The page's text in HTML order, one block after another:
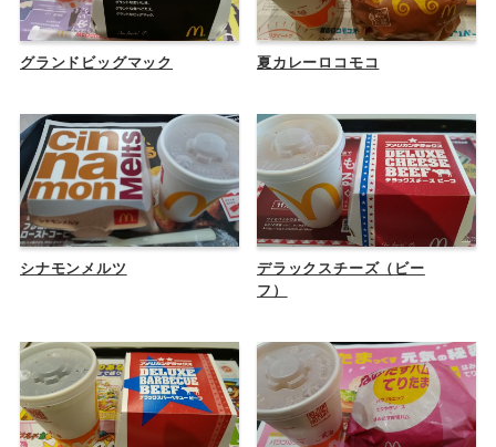
グランドビッグマック 夏カレーロコモコ
シナモンメルツ
デラックスチーズ（ビー
フ）